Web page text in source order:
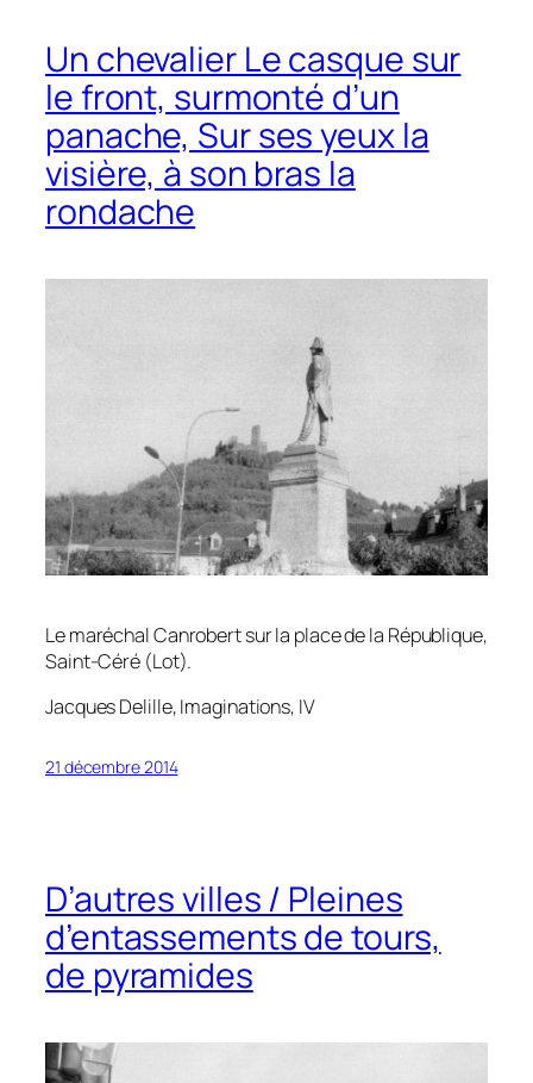
Un chevalier Le casque sur
le front, surmonté d’un
panache, Sur ses yeux la
visière, à son bras la
rondache
Le maréchal Canrobert sur la place de la République,
Saint-Céré (Lot).
Jacques Delille,Imaginations, IV
21 décembre 2014
D’autres villes / Pleines
d’entassements de tours,
de pyramides